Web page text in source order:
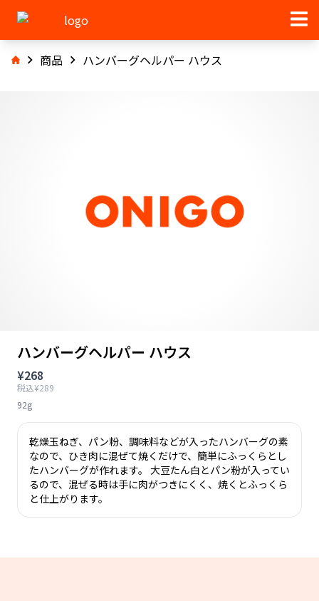
商品 ハンバーグヘルパー ハウス
ハンバーグヘルパー ハウス
¥268
税込¥289
92g
乾燥玉ねぎ、パン粉、調味料などが入ったハンバーグの素
なので、ひき肉に混ぜて焼くだけで、簡単にふっくらとし
たハンバーグが作れます。 大豆たん白とパン粉が入ってい
るので、混ぜる時は手に肉がつきにくく、焼くとふっくら
と仕上がります。